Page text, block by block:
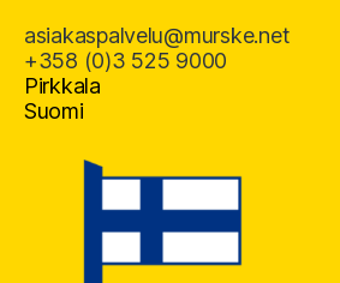
asiakaspalvelu@murske.net
+358 (0)3 525 9000
Pirkkala
Suomi